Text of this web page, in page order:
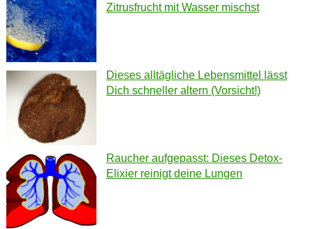
Zitrusfrucht mit Wasser mischst
Dieses alltägliche Lebensmittel lässt
Dich schneller altern (Vorsicht!)
Raucher aufgepasst: Dieses Detox-
Elixier reinigt deine Lungen